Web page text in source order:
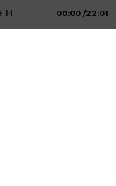
Hellmann, portrait
00:00 22:01